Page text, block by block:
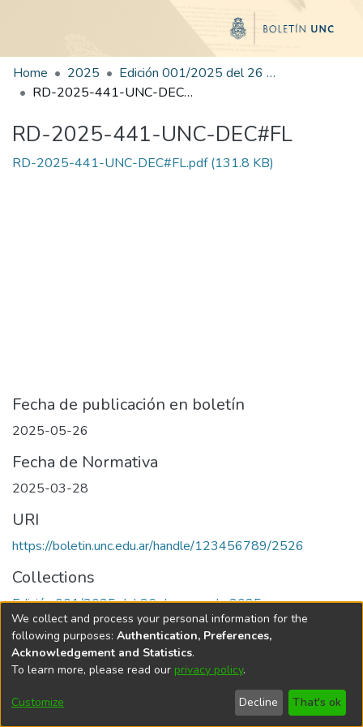
Home 2025
Edición 001/2025 del 26 de mayo de 2025
RD-2025-441-UNC-DEC#FL
RD-2025-441-UNC-DEC#FL
RD-2025-441-UNC-DEC#FL.pdf(131.8 KB)
Fecha de publicación en boletín
2025-05-26
Fecha de Normativa
2025-03-28
URI
https://boletin.unc.edu.ar/handle/123456789/2526
Collections
Edición 001/2025 del 26 de mayo de 2025
Universidad Nacional de Córdoba
We collect and process your personal information for the
following purposes: Authentication, Preferences,
Acknowledgement and Statistics.
To learn more, please read our privacy policy.
Customize Decline That's ok